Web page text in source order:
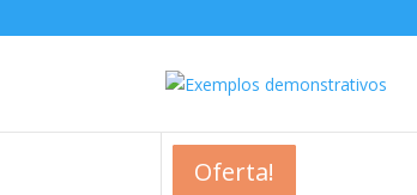
Oferta!
Oferta!
Oferta!
Oferta!
Oferta!
Oferta!
Oferta!
Oferta!